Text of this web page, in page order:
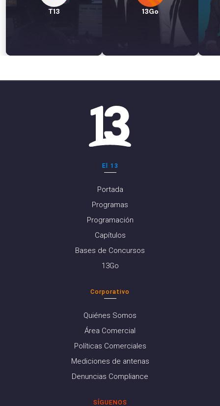
T13 13Go
El 13
Portada
Programas
Programación
Capítulos
Bases de Concursos
13Go
Corporativo
Quiénes Somos
Área Comercial
Políticas Comerciales
Mediciones de antenas
Denuncias Compliance
SÍGUENOS